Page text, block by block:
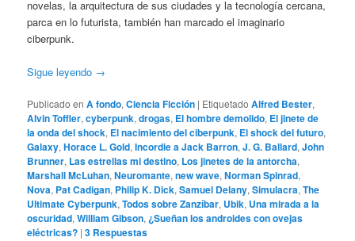
novelas, la arquitectura de sus ciudades y la tecnología cercana,
parca en lo futurista, también han marcado el imaginario
ciberpunk.
Sigue leyendo →
Publicado en A fondo,Ciencia Ficción | Etiquetado Alfred Bester,
Alvin Toffler,cyberpunk,drogas, El hombre demolido, El jinete de
la onda del shock, El nacimiento del ciberpunk, El shock del futuro,
Galaxy,Horace L. Gold,Incordie a Jack Barron,J. G. Ballard,John
Brunner, Las estrellas mi destino, Los jinetes de la antorcha,
Marshall McLuhan,Neuromante,new wave,Norman Spinrad,
Nova, Pat Cadigan, Philip K. Dick,Samuel Delany,Simulacra,The
Ultimate Cyberpunk,Todos sobre Zanzíbar, Ubik, Una mirada a la
oscuridad,William Gibson, ¿Sueñan los androides con ovejas
eléctricas? |3 Respuestas